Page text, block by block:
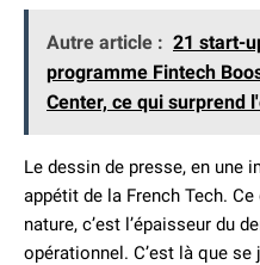
Autre article : 21 start-
programme Fintech
Center, ce qui surprend
Le dessin de presse, en une
appétit de la French Tech.
nature, c’est l’épaisseur du
opérationnel. C’est là que